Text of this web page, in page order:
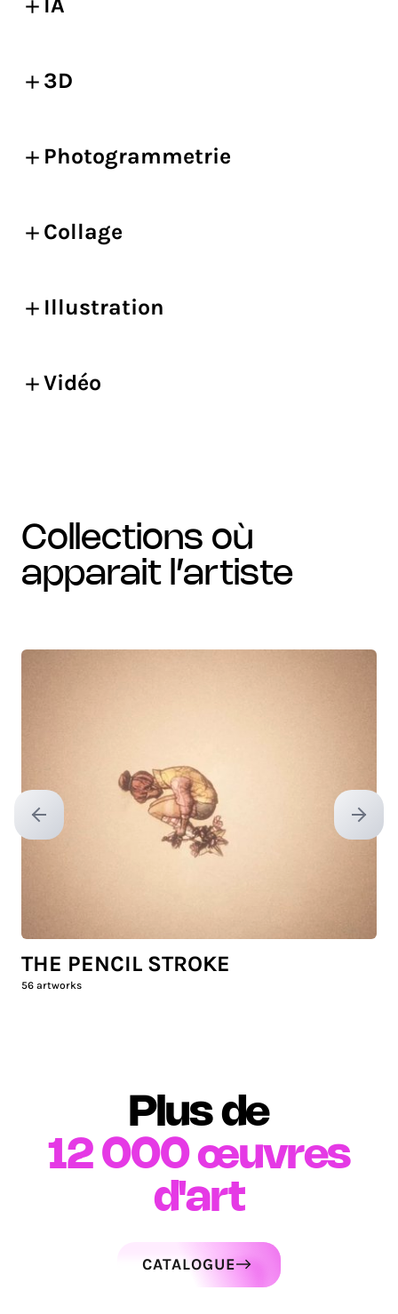
3D
Photogrammetrie
Collage
Illustration
Vidéo
collections où
apparait l’artiste
Previous slide Next
THE PENCIL STROKE
56 artworks
Plus de
12 000 œuvres
d'art
CATALOGUE